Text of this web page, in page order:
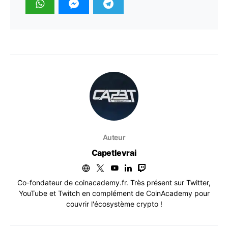
Auteur
Capetlevrai
Co-fondateur de coinacademy.fr. Très présent sur Twitter,
YouTube et Twitch en complément de CoinAcademy pour
couvrir l'écosystème crypto !